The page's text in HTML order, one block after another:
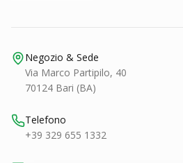
Negozio & Sede
Via Marco Partipilo, 40
70124 Bari (BA)
Telefono
+39 329 655 1332